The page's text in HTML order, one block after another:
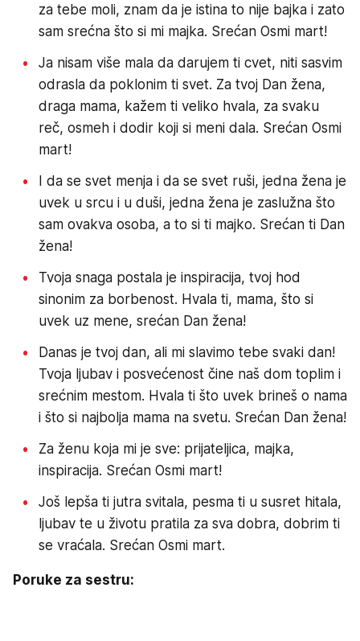
za tebe moli, znam da je istina to nije bajka i zato
sam srećna što si mi majka. Srećan Osmi mart!
Ja nisam više mala da darujem ti cvet, niti sasvim
odrasla da poklonim ti svet. Za tvoj Dan žena,
draga mama, kažem ti veliko hvala, za svaku
reč, osmeh i dodir koji si meni dala. Srećan Osmi
mart!
I da se svet menja i da se svet ruši, jedna žena je
uvek u srcu i u duši, jedna žena je zaslužna što
sam ovakva osoba, a to si ti majko. Srećan ti Dan
žena!
Tvoja snaga postala je inspiracija, tvoj hod
sinonim za borbenost. Hvala ti, mama, što si
uvek uz mene, srećan Dan žena!
Danas je tvoj dan, ali mi slavimo tebe svaki dan!
Tvoja ljubav i posvećenost čine naš dom toplim i
srećnim mestom. Hvala ti što uvek brineš o nama
i što si najbolja mama na svetu. Srećan Dan žena!
Za ženu koja mi je sve: prijateljica, majka,
inspiracija. Srećan Osmi mart!
Još lepša ti jutra svitala, pesma ti u susret hitala,
ljubav te u životu pratila za sva dobra, dobrim ti
se vraćala. Srećan Osmi mart.
Poruke za sestru: